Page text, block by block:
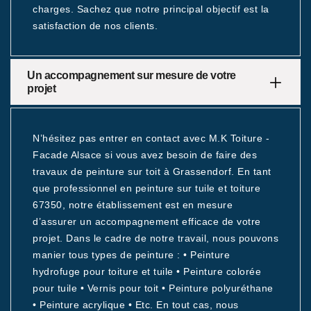
charges. Sachez que notre principal objectif est la
satisfaction de nos clients.
Un accompagnement sur mesure de votre
projet
N’hésitez pas entrer en contact avec M.K Toiture -
Facade Alsace si vous avez besoin de faire des
travaux de peinture sur toit à Grassendorf. En tant
que professionnel en peinture sur tuile et toiture
67350, notre établissement est en mesure
d’assurer un accompagnement efficace de votre
projet. Dans le cadre de notre travail, nous pouvons
manier tous types de peinture : • Peinture
hydrofuge pour toiture et tuile • Peinture colorée
pour tuile • Vernis pour toit • Peinture polyuréthane
• Peinture acrylique • Etc. En tout cas, nous